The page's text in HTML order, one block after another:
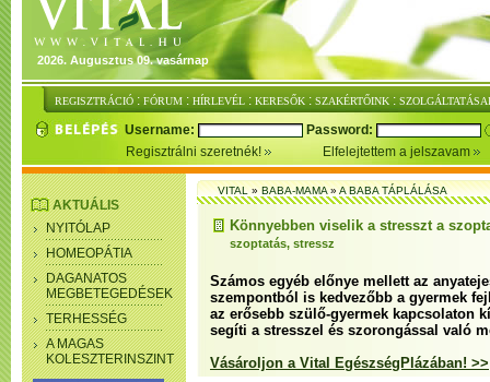
2026. Augusztus 09. vasárnap
REGISZTRÁCIÓ : FÓRUM : HÍRLEVÉL : KERESŐK : SZAKÉRTŐINK :
Username:
Password:
Regisztrálni szeretnék!
Elfelejtettem a jelszavam
AKTUÁLIS
NYITÓLAP
HOMEOPÁTIA
DAGANATOS
MEGBETEGEDÉSEK
TERHESSÉG
A MAGAS
KOLESZTERINSZINT
VITAL»BABA-MAMA»A BABA TÁPLÁLÁSA
Könnyebben viselik a stresszt a
szoptatás, stressz
Számos egyéb előnye mellett az
szempontból is kedvezőbb a gyermek
az erősebb szülő-gyermek kapcsolaton
segíti a stresszel és szorongással való
Vásároljon a Vital EgészségPlázában! >>